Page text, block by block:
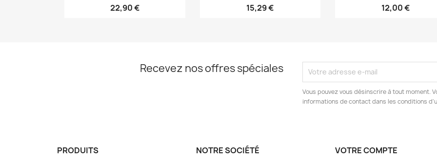
22,90 € 15,29 € 12,00 €
Recevez nos offres spéciales
Vous pouvez vous désinscrire à tout moment.
informations de contact dans les conditions
PRODUITS NOTRE SOCIÉTÉ VOTRE COMPTE